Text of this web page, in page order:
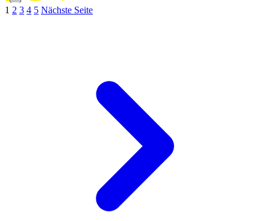
1 2 3 4 5 Nächste Seite